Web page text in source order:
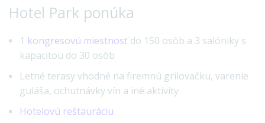
Hotel Park ponúka
1 kongresovú miestnosťdo 150 osôb a 3 salóniky s
kapacitou do 30 osôb
Letné terasy vhodné na firemnú grilovačku, varenie
guláša, ochutnávky vín a iné aktivity
Hotelovú reštauráciu